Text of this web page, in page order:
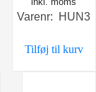
Varenr: HUN3
Tilføj til kurv